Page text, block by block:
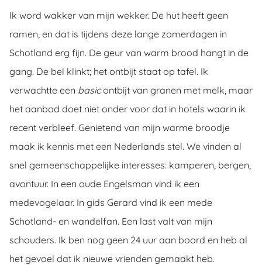
Ik word wakker van mijn wekker. De hut heeft geen
ramen, en dat is tijdens deze lange zomerdagen in
Schotland erg fijn. De geur van warm brood hangt in de
gang. De bel klinkt; het ontbijt staat op tafel. Ik
verwachtte een basicontbijt van granen met melk, maar
het aanbod doet niet onder voor dat in hotels waarin ik
recent verbleef. Genietend van mijn warme broodje
maak ik kennis met een Nederlands stel. We vinden al
snel gemeenschappelijke interesses: kamperen, bergen,
avontuur. In een oude Engelsman vind ik een
medevogelaar. In gids Gerard vind ik een mede
Schotland- en wandelfan. Een last valt van mijn
schouders. Ik ben nog geen 24 uur aan boord en heb al
het gevoel dat ik nieuwe vrienden gemaakt heb.